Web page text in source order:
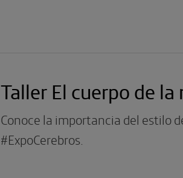
Taller El cuerpo de
Conoce la importancia del estilo
#ExpoCerebros.